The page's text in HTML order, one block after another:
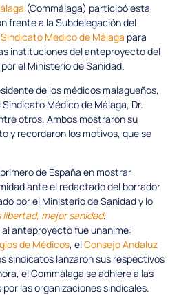
(Commálaga) participó esta
frente a la Subdelegación del
Sindicato Médico de Málaga para
instituciones del anteproyecto del
el Ministerio de Sanidad.
de los médicos malagueños,
Sindicato Médico de Málaga, Dr.
otros. Ambos mostraron su
y recordaron los motivos, que se
de España en mostrar
ante el redactado del borrador
por el Ministerio de Sanidad y lo
libertad, mejor sanidad.
anteproyecto fue unánime:
de Médicos, elConsejo Andaluz
sindicatos lanzaron sus respectivos
el Commálaga se adhiere a las
las organizaciones sindicales.